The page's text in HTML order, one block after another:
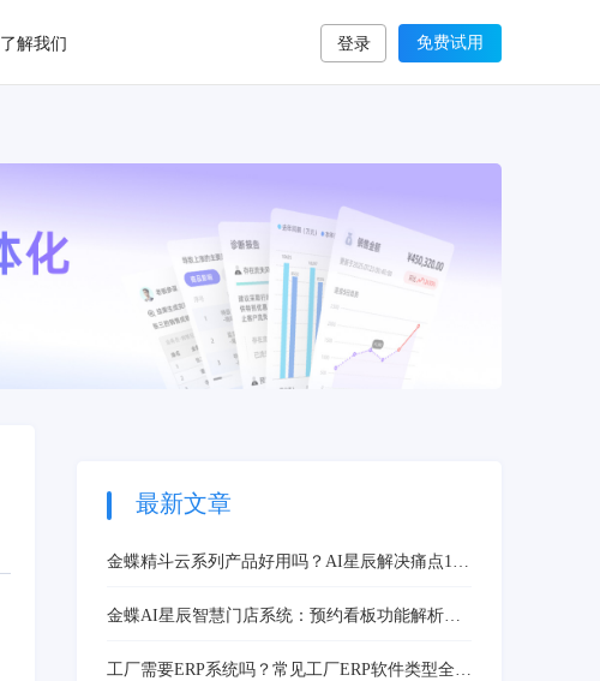
了解我们 登录 免费试用
最新文章
金蝶精斗云系列产品好用吗？AI星辰解决痛点15
金蝶AI星辰智慧门店系统：预约看板功能解析与
工厂需要ERP系统吗？常见工厂ERP软件类型全面